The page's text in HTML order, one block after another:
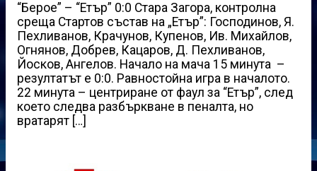
“Берое” – “Етър” 0:0 Стара Загора, контролна
среща Стартов състав на „Етър”: Господинов, Я.
Пехливанов, Крачунов, Купенов, Ив. Михайлов,
Огнянов, Добрев, Кацаров, Д. Пeхливанов,
Йосков, Ангелов. Начало на мача 15 минута –
резултатът е 0:0. Равностойна игра в началото.
22 минута – центриране от фаул за “Етър”, след
което следва разбъркване в пеналта, но
вратарят […]